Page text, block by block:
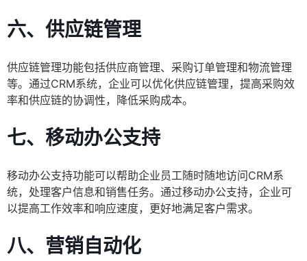
六、供应链管理
供应链管理功能包括供应商管理、采购订单管理和物流管理
等。通过CRM系统，企业可以优化供应链管理，提高采购效
率和供应链的协调性，降低采购成本。
七、移动办公支持
移动办公支持功能可以帮助企业员工随时随地访问CRM系
统，处理客户信息和销售任务。通过移动办公支持，企业可
以提高工作效率和响应速度，更好地满足客户需求。
八、营销自动化